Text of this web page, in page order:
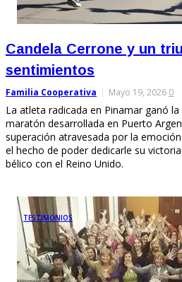
Candela Cerrone y un
sentimientos
Familia Cooperativa Mayo 19, 2026 0
La atleta radicada en Pinamar ganó
maratón desarrollada en Puerto
superación atravesada por la
el hecho de poder dedicarle su
bélico con el Reino Unido.
TESTIMONIOS